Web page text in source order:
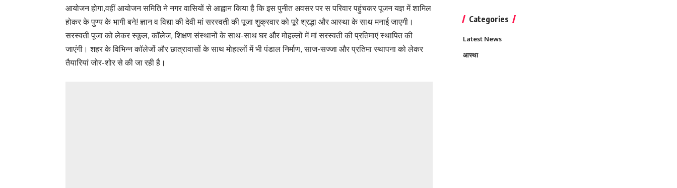
आयोजन होगा,वहीं आयोजन समिति ने नगर वासियों से आह्वान किया है कि इस पुनीत अवसर पर स परिवार पहुंचकर पूजन यज्ञ में शामिल
होकर के पुण्य के भागी बने! ज्ञान व विद्या की देवी मां सरस्वती की पूजा शुक्रवार को पूरे श्रद्धा और आस्था के साथ मनाई जाएगी।
सरस्वती पूजा को लेकर स्कूल, कॉलेज, शिक्षण संस्थानों के साथ-साथ घर और मोहल्लों में मां सरस्वती की प्रतिमाएं स्थापित की
जाएंगी। शहर के विभिन्न कॉलेजों और छात्रावासों के साथ मोहल्लों में भी पंडाल निर्माण, साज-सज्जा और प्रतिमा स्थापना को लेकर
तैयारियां जोर-शोर से की जा रही है।
Categories
Latest News
आस्था